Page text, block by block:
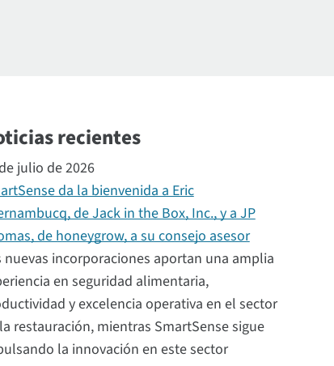
recientes
julio de 2026
da la bienvenida a Eric
de Jack in the Box, Inc., y a JP
de honeygrow, a su consejo asesor
nuevas incorporaciones aportan una amplia
en seguridad alimentaria,
y excelencia operativa en el sector
restauración, mientras SmartSense sigue
la innovación en este sector